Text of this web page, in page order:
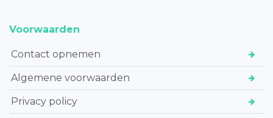
Voorwaarden
Contact opnemen
Algemene voorwaarden
Privacy policy